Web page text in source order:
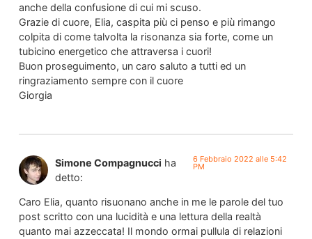
anche della confusione di cui mi scuso.
Grazie di cuore, Elia, caspita più ci penso e più rimango
colpita di come talvolta la risonanza sia forte, come un
tubicino energetico che attraversa i cuori!
Buon proseguimento, un caro saluto a tutti ed un
ringraziamento sempre con il cuore
Giorgia
Simone Compagnucci ha
detto:
6 Febbraio 2022 alle 5:42
PM
Caro Elia, quanto risuonano anche in me le parole del tuo
post scritto con una lucidità e una lettura della realtà
quanto mai azzeccata! Il mondo ormai pullula di relazioni